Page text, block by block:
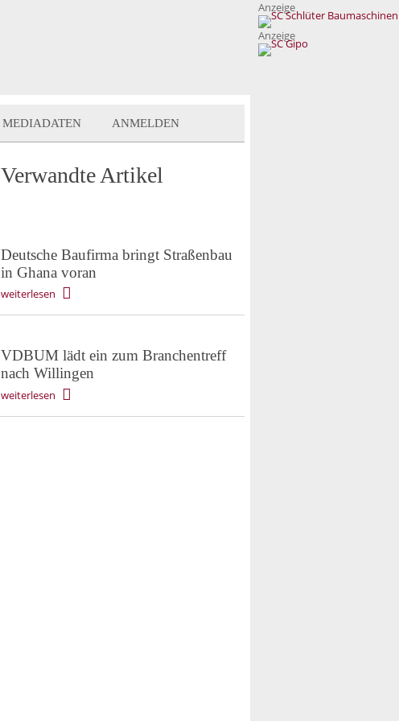
Anzeige
Anzeige
MEDIADATEN ANMELDEN
Verwandte Artikel
Deutsche Baufirma bringt Straßenbau
in Ghana voran
weiterlesen
VDBUM lädt ein zum Branchentreff
nach Willingen
weiterlesen